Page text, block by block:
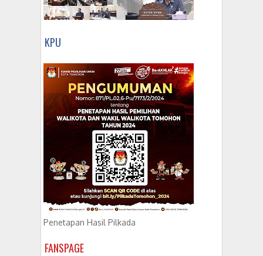
KPU
Penetapan Hasil Pilkada
FANSPAGE